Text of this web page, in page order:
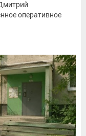
оперативное